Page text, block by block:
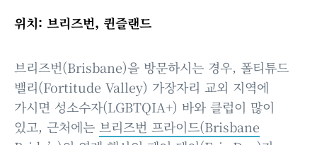
위치: 브리즈번, 퀸즐랜드
브리즈번(Brisbane)을 방문하시는 경우, 폴티튜드
밸리(Fortitude Valley) 가장자리 교외 지역에
가시면 성소수자(LGBTQIA+) 바와 클럽이 많이
있고, 근처에는 브리즈번 프라이드(Brisbane